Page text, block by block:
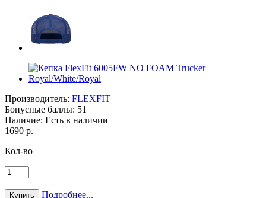
Производитель: FLEXFIT
Бонусные баллы: 51
Наличие: Есть в наличии
1690 р.
Кол-во
Подробнее...